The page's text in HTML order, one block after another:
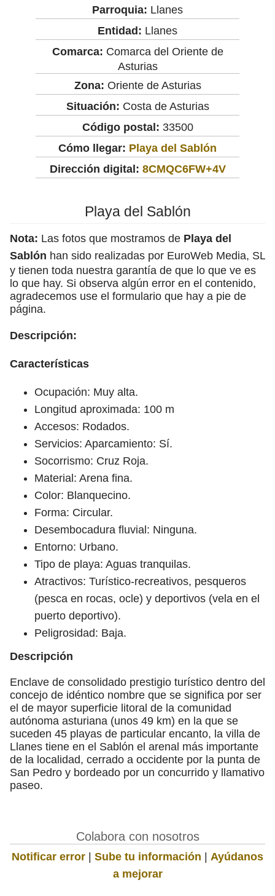
Parroquia: Llanes
Entidad: Llanes
Comarca: Comarca del Oriente de
Asturias
Zona: Oriente de Asturias
Situación: Costa de Asturias
Código postal: 33500
Cómo llegar: Playa del Sablón
Dirección digital: 8CMQC6FW+4V
Playa del Sablón
Nota: Las fotos que mostramos de Playa del
Sablón han sido realizadas por EuroWeb Media, SL
y tienen toda nuestra garantía de que lo que ve es
lo que hay. Si observa algún error en el contenido,
agradecemos use el formulario que hay a pie de
página.
Descripción:
Características
Ocupación: Muy alta.
Longitud aproximada: 100 m
Accesos: Rodados.
Servicios: Aparcamiento: Sí.
Socorrismo: Cruz Roja.
Material: Arena fina.
Color: Blanquecino.
Forma: Circular.
Desembocadura fluvial: Ninguna.
Entorno: Urbano.
Tipo de playa: Aguas tranquilas.
Atractivos: Turístico-recreativos, pesqueros
(pesca en rocas, ocle) y deportivos (vela en el
puerto deportivo).
Peligrosidad: Baja.
Descripción
Enclave de consolidado prestigio turístico dentro del
concejo de idéntico nombre que se significa por ser
el de mayor superficie litoral de la comunidad
autónoma asturiana (unos 49 km) en la que se
suceden 45 playas de particular encanto, la villa de
Llanes tiene en el Sablón el arenal más importante
de la localidad, cerrado a occidente por la punta de
San Pedro y bordeado por un concurrido y llamativo
paseo.
Colabora con nosotros
Notificar error | Sube tu información | Ayúdanos
a mejorar